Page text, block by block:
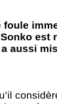
foule
aussi